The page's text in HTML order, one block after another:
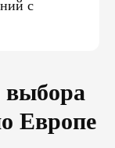
с
Европе